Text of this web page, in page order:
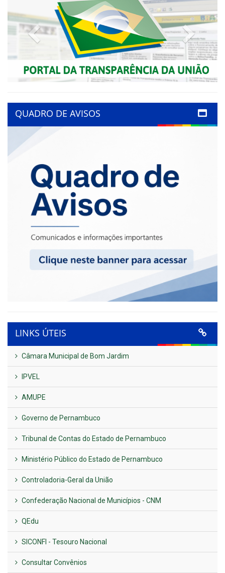
Previous Next
QUADRO DE AVISOS
LINKS ÚTEIS
Câmara Municipal de Bom Jardim
IPVEL
AMUPE
Governo de Pernambuco
Tribunal de Contas do Estado de Pernambuco
Ministério Público do Estado de Pernambuco
Controladoria-Geral da União
Confederação Nacional de Municípios - CNM
QEdu
SICONFI - Tesouro Nacional
Consultar Convênios